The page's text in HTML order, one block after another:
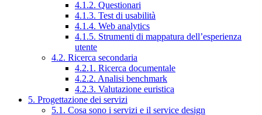
4.1.2. Questionari
4.1.3. Test di usabilità
4.1.4. Web analytics
4.1.5. Strumenti di mappatura dell’esperienza
utente
4.2. Ricerca secondaria
4.2.1. Ricerca documentale
4.2.2. Analisi benchmark
4.2.3. Valutazione euristica
5. Progettazione dei servizi
5.1. Cosa sono i servizi e il service design